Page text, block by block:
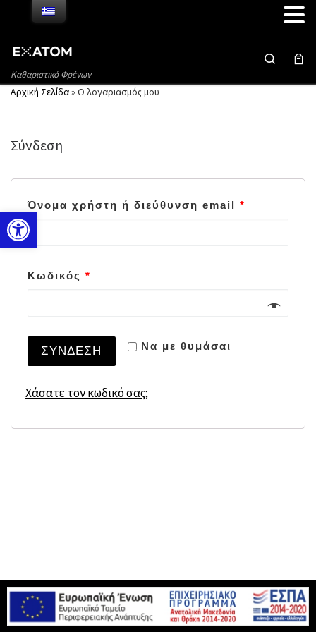
Ανοίξτε τη γραμμή εργαλείων
Μετάβαση στο περιεχόμενο
Καθαριστικό Φρένων
Search
Αρχική Σελίδα» Ο λογαριασμός μου
Σύνδεση
Όνομα χρήστη ή διεύθυνση email *
Κωδικός *
Να με θυμάσαι
ΣΎΝΔΕΣΗ
Χάσατε τον κωδικό σας;
© 2026Sitestore– Με επιφύλαξη παντός δικαιώματος